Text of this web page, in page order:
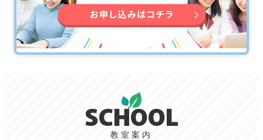
SCHOOL
教室案内